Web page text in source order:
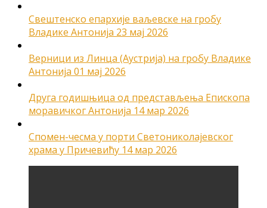
Свештенско епархије ваљевске на гробу
Владике Антонија 23 мај 2026
Верници из Линца (Аустрија) на гробу Владике
Антонија 01 мај 2026
Друга годишњица од представљења Епископа
моравичког Антонија 14 мар 2026
Спомен-чесма у порти Светониколајевског
храма у Причевићу 14 мар 2026